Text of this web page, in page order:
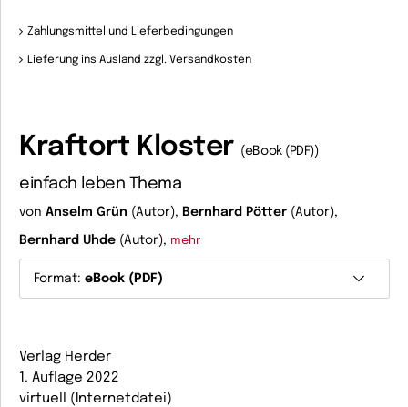
Zahlungsmittel und Lieferbedingungen
Lieferung ins Ausland zzgl. Versandkosten
Kraftort Kloster (eBook (PDF))
einfach leben Thema
von Anselm Grün (Autor), Bernhard Pötter (Autor),
Bernhard Uhde (Autor), mehr
Format: eBook (PDF)
Verlag Herder
1. Auflage 2022
virtuell (Internetdatei)